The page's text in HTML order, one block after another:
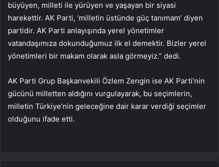
büyüyen, milleti ile yürüyen ve yaşayan bir siyasi
harekettir. AK Parti, ‘milletin üstünde güç tanımam’ diyen
partidir. AK Parti anlayışında yerel yönetimler
vatandaşımıza dokunduğumuz ilk el demektir. Bizler yerel
yönetimleri bir makam olarak asla görmeyiz.” dedi.
AK Parti Grup Başkanvekili Özlem Zengin ise AK Parti’nin
gücünü milletten aldığını vurgulayarak, bu seçimlerin,
milletin Türkiye’nin geleceğine dair karar verdiği seçimler
olduğunu ifade etti.